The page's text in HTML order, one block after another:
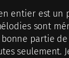
entier est un
sont
partie de
seulement.